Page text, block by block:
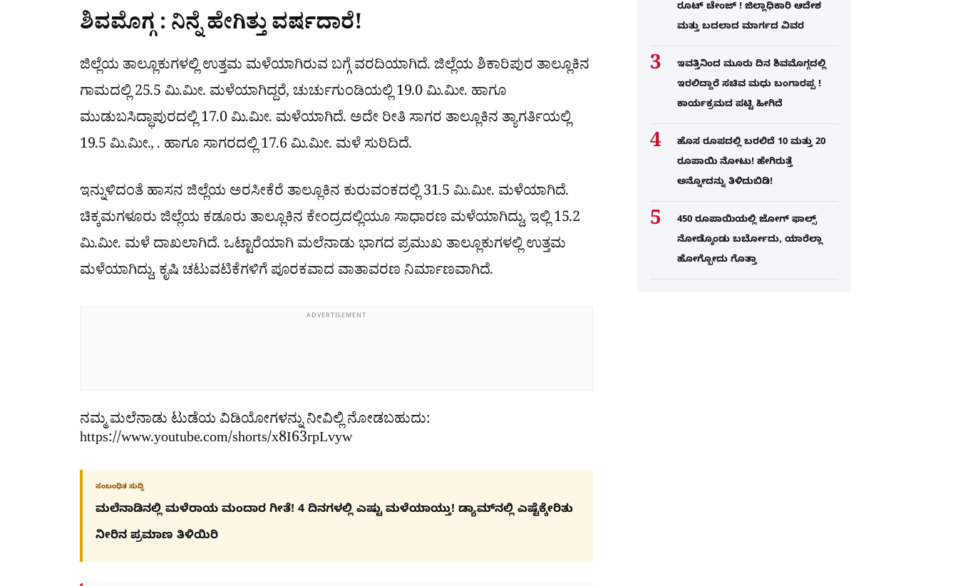
ಶಿವಮೊಗ್ಗ : ನಿನ್ನೆ ಹೇಗಿತ್ತು ವರ್ಷದಾರೆ!
ಜಿಲ್ಲೆಯ ತಾಲ್ಲೂಕುಗಳಲ್ಲಿ ಉತ್ತಮ ಮಳೆಯಾಗಿರುವ ಬಗ್ಗೆ ವರದಿಯಾಗಿದೆ. ಜಿಲ್ಲೆಯ ಶಿಕಾರಿಪುರ ತಾಲ್ಲೂಕಿನ
ಗಾಮದಲ್ಲಿ 25.5 ಮಿ.ಮೀ. ಮಳೆಯಾಗಿದ್ದರೆ, ಚುರ್ಚುಗುಂಡಿಯಲ್ಲಿ 19.0 ಮಿ.ಮೀ. ಹಾಗೂ
ಮುಡುಬಸಿದ್ಧಾಪುರದಲ್ಲಿ 17.0 ಮಿ.ಮೀ. ಮಳೆಯಾಗಿದೆ. ಅದೇ ರೀತಿ ಸಾಗರ ತಾಲ್ಲೂಕಿನ ತ್ಯಾಗರ್ತಿಯಲ್ಲಿ
19.5 ಮಿ.ಮೀ., . ಹಾಗೂ ಸಾಗರದಲ್ಲಿ 17.6 ಮಿ.ಮೀ. ಮಳೆ ಸುರಿದಿದೆ.
ಇನ್ನುಳಿದಂತೆ ಹಾಸನ ಜಿಲ್ಲೆಯ ಅರಸೀಕೆರೆ ತಾಲ್ಲೂಕಿನ ಕುರುವಂಕದಲ್ಲಿ 31.5 ಮಿ.ಮೀ. ಮಳೆಯಾಗಿದೆ.
ಚಿಕ್ಕಮಗಳೂರು ಜಿಲ್ಲೆಯ ಕಡೂರು ತಾಲ್ಲೂಕಿನ ಕೇಂದ್ರದಲ್ಲಿಯೂ ಸಾಧಾರಣ ಮಳೆಯಾಗಿದ್ದು, ಇಲ್ಲಿ 15.2
ಮಿ.ಮೀ. ಮಳೆ ದಾಖಲಾಗಿದೆ. ಒಟ್ಟಾರೆಯಾಗಿ ಮಲೆನಾಡು ಭಾಗದ ಪ್ರಮುಖ ತಾಲ್ಲೂಕುಗಳಲ್ಲಿ ಉತ್ತಮ
ಮಳೆಯಾಗಿದ್ದು, ಕೃಷಿ ಚಟುವಟಿಕೆಗಳಿಗೆ ಪೂರಕವಾದ ವಾತಾವರಣ ನಿರ್ಮಾಣವಾಗಿದೆ.
ADVERTISEMENT
ನಮ್ಮ ಮಲೆನಾಡು ಟುಡೆಯ ವಿಡಿಯೋಗಳನ್ನು ನೀವಿಲ್ಲಿ ನೋಡಬಹುದು:
https://www.youtube.com/shorts/x8I63rpLvyw
ಸಂಬಂಧಿತ ಸುದ್ದಿ
ಮಲೆನಾಡಿನಲ್ಲಿ ಮಳೆರಾಯ ಮಂದಾರ ಗೀತೆ! 4 ದಿನಗಳಲ್ಲಿ ಎಷ್ಟು ಮಳೆಯಾಯ್ತು! ಡ್ಯಾಮ್​ನಲ್ಲಿ ಎಷ್ಟೆಕ್ಕೇರಿತು
ನೀರಿನ ಪ್ರಮಾಣ ತಿಳಿಯಿರಿ
ರೂಟ್ ಚೇಂಜ್ ! ಜಿಲ್ಲಾಧಿಕಾರಿ ಆದೇಶ
ಮತ್ತು ಬದಲಾದ ಮಾರ್ಗದ ವಿವರ
ಇವತ್ತಿನಿಂದ ಮೂರು ದಿನ ಶಿವಮೊಗ್ಗದಲ್ಲಿ
ಇರಲಿದ್ದಾರೆ ಸಚಿವ ಮಧು ಬಂಗಾರಪ್ಪ !
ಕಾರ್ಯಕ್ರಮದ ಪಟ್ಟಿ ಹೀಗಿದೆ
ಹೊಸ ರೂಪದಲ್ಲಿ ಬರಲಿದೆ 10 ಮತ್ತು 20
ರೂಪಾಯಿ ನೋಟು! ಹೇಗಿರುತ್ತೆ
ಅನ್ನೋದನ್ನು ತಿಳಿದುಬಿಡಿ!
450 ರೂಪಾಯಿಯಲ್ಲಿ ಜೋಗ್​ ಫಾಲ್ಸ್​
ನೋಡ್ಕೊಂಡು ಬರ್ಬೋದು, ಯಾರೆಲ್ಲಾ
ಹೋಗ್ಬೋದು ಗೊತ್ತಾ